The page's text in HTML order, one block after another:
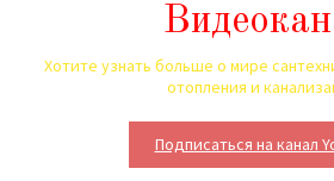
Хотите узнать больше о мире
отопления и
Подписаться на канал